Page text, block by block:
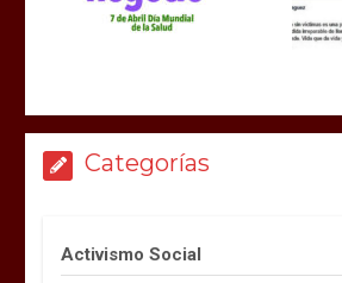
Categorías
Activismo Social